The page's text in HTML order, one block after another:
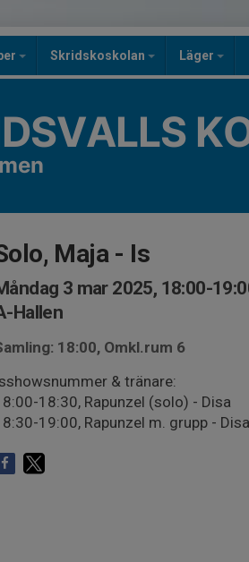
Skridskoskolan Läger
Maja - Is
3 mar 2025, 18:00-
Hallen
18:00, Omkl.rum 6
& tränare:
18:30, Rapunzel (solo) - Disa
19:00, Rapunzel m. grupp -